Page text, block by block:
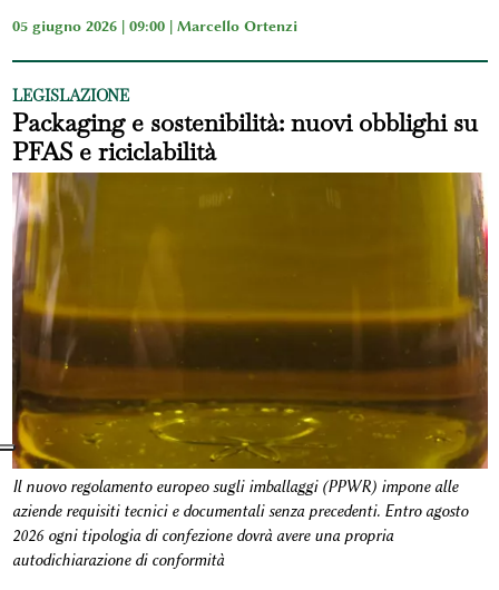
05 giugno 2026 | 09:00 | Marcello Ortenzi
LEGISLAZIONE
Packaging e sostenibilità: nuovi obblighi su
PFAS e riciclabilità
Il nuovo regolamento europeo sugli imballaggi (PPWR) impone alle
aziende requisiti tecnici e documentali senza precedenti. Entro agosto
2026 ogni tipologia di confezione dovrà avere una propria
autodichiarazione di conformità